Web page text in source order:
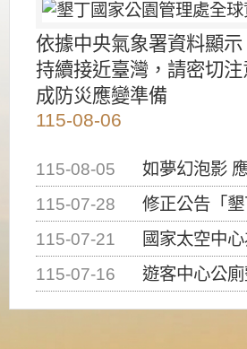
依據中央氣象署資料顯
持續接近臺灣，請密切
成防災應變準備
115-08-06
115-08-05
如夢幻泡影
115-07-28
修正公告「墾丁國家公園限制水域遊憩活動
115-07-21
國家太空中心為辦理2026台灣盃火箭競賽，陸、
115-07-16
遊客中心公